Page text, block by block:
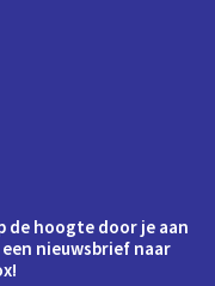
de hoogte door je aan
nieuwsbrief naar